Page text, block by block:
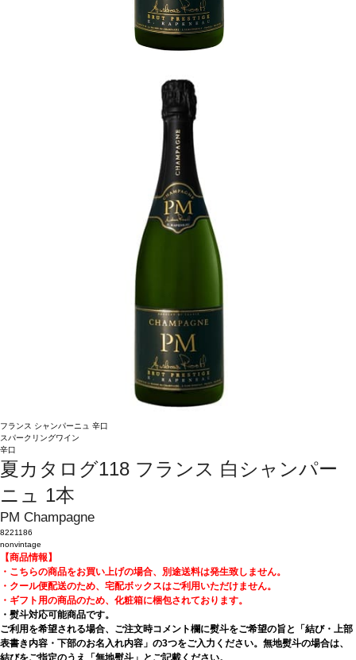
フランス シャンパーニュ 辛口
スパークリングワイン
辛口
夏カタログ118 フランス 白シャンパー
ニュ 1本
PM Champagne
8221186
nonvintage
【商品情報】
・こちらの商品をお買い上げの場合、別途送料は発生致しません。
・クール便配送のため、宅配ボックスはご利用いただけません。
・ギフト用の商品のため、化粧箱に梱包されております。
・熨斗対応可能商品です。
ご利用を希望される場合、ご注文時コメント欄に熨斗をご希望の旨と「結び・上部
表書き内容・下部のお名入れ内容」の3つをご入力ください。無地熨斗の場合は、
結びをご指定のうえ「無地熨斗」とご記載ください。